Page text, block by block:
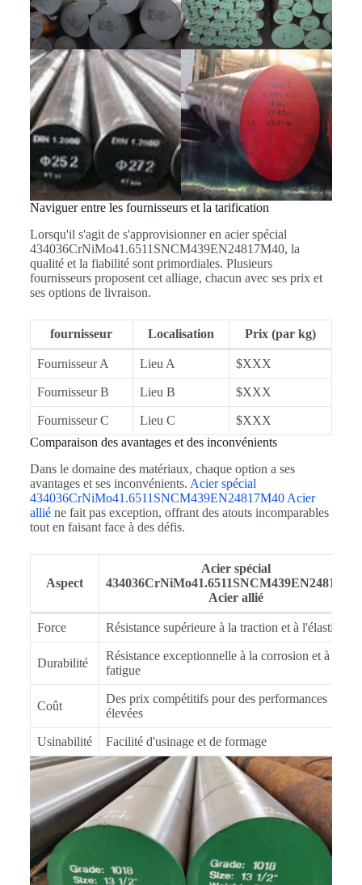
Naviguer entre les fournisseurs et la tarification
Lorsqu'il s'agit de s'approvisionner en acier spécial
434036CrNiMo41.6511SNCM439EN24817M40, la
qualité et la fiabilité sont primordiales. Plusieurs
fournisseurs proposent cet alliage, chacun avec ses prix et
ses options de livraison.
fournisseur Localisation Prix (par kg)
Fournisseur A Lieu A $XXX
Fournisseur B Lieu B $XXX
Fournisseur C Lieu C
$XXX
Comparaison des avantages et des inconvénients
Dans le domaine des matériaux, chaque option a ses
avantages et ses inconvénients. Acier spécial
434036CrNiMo41.6511SNCM439EN24817M40 Acier
alliéne fait pas exception, offrant des atouts incomparables
tout en faisant face à des défis.
Aspect
Acier spécial
Acier allié
Force Résistance supérieure à la traction et à l'élasticité
Durabilité
Résistance exceptionnelle à la corrosion et à la
fatigue
Coût
Des prix compétitifs pour des performances
élevées
Usinabilité Facilité d'usinage et de formage